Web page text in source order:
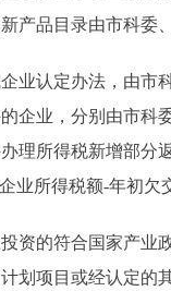
产品目录由市科委
认定办法，由市科
企业，分别由市科
理所得税新增部分
业所得税额-年初
的符合国家产业政
划项目或经认定的